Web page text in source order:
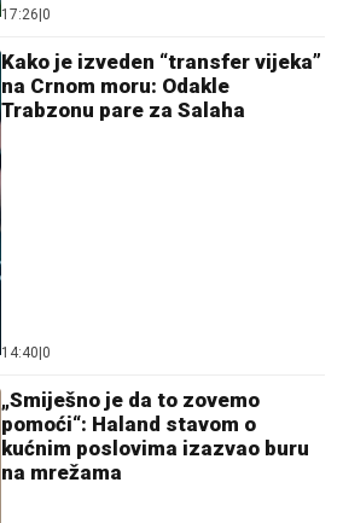
17:26 0
Kako je izveden “transfer vijeka”
na Crnom moru: Odakle
Trabzonu pare za Salaha
14:40 0
„Smiješno je da to zovemo
pomoći“: Haland stavom o
kućnim poslovima izazvao buru
na mrežama